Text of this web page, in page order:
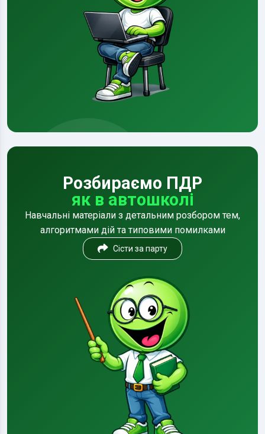
Розбираємо ПДР
як в автошколі
Навчальні матеріали з детальним розбором тем,
алгоритмами дій та типовими помилками
Сісти за парту